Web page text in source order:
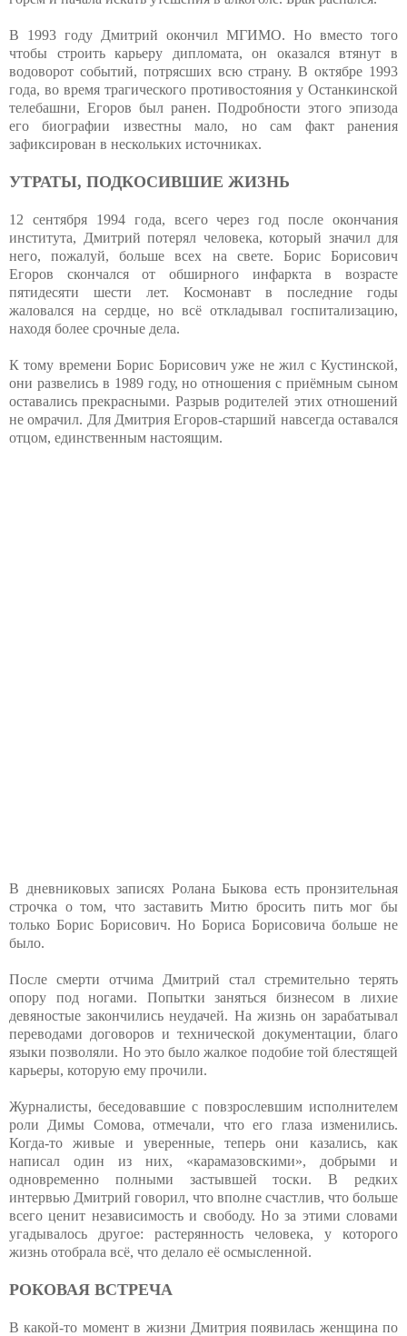
В 1993 году Дмитрий окончил МГИМО. Но вместо того
чтобы строить карьеру дипломата, он оказался втянут в
водоворот событий, потрясших всю страну. В октябре 1993
года, во время трагического противостояния у Останкинской
телебашни, Егоров был ранен. Подробности этого эпизода
его биографии известны мало, но сам факт ранения
зафиксирован в нескольких источниках.
УТРАТЫ, ПОДКОСИВШИЕ ЖИЗНЬ
12 сентября 1994 года, всего через год после окончания
института, Дмитрий потерял человека, который значил для
него, пожалуй, больше всех на свете. Борис Борисович
Егоров скончался от обширного инфаркта в возрасте
пятидесяти шести лет. Космонавт в последние годы
жаловался на сердце, но всё откладывал госпитализацию,
находя более срочные дела.
К тому времени Борис Борисович уже не жил с Кустинской,
они развелись в 1989 году, но отношения с приёмным сыном
оставались прекрасными. Разрыв родителей этих отношений
не омрачил. Для Дмитрия Егоров-старший навсегда оставался
отцом, единственным настоящим.
В дневниковых записях Ролана Быкова есть пронзительная
строчка о том, что заставить Митю бросить пить мог бы
только Борис Борисович. Но Бориса Борисовича больше не
было.
После смерти отчима Дмитрий стал стремительно терять
опору под ногами. Попытки заняться бизнесом в лихие
девяностые закончились неудачей. На жизнь он зарабатывал
переводами договоров и технической документации, благо
языки позволяли. Но это было жалкое подобие той блестящей
карьеры, которую ему прочили.
Журналисты, беседовавшие с повзрослевшим исполнителем
роли Димы Сомова, отмечали, что его глаза изменились.
Когда-то живые и уверенные, теперь они казались, как
написал один из них, «карамазовскими», добрыми и
одновременно полными застывшей тоски. В редких
интервью Дмитрий говорил, что вполне счастлив, что больше
всего ценит независимость и свободу. Но за этими словами
угадывалось другое: растерянность человека, у которого
жизнь отобрала всё, что делало её осмысленной.
РОКОВАЯ ВСТРЕЧА
В какой-то момент в жизни Дмитрия появилась женщина по